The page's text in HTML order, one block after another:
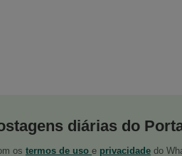
diárias do
os termos de uso e privacidade do